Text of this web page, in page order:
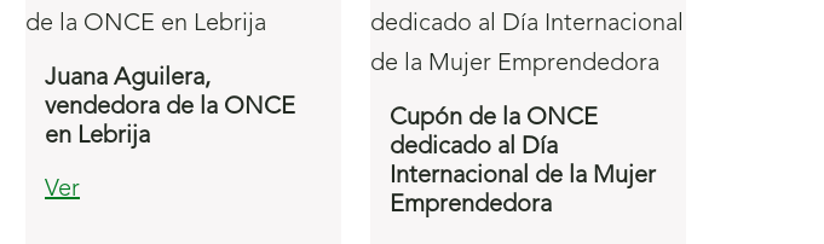
Juana Aguilera,
vendedora de la ONCE
en Lebrija
Ver
Cupón de la ONCE
dedicado al Día
Internacional de la Mujer
Emprendedora